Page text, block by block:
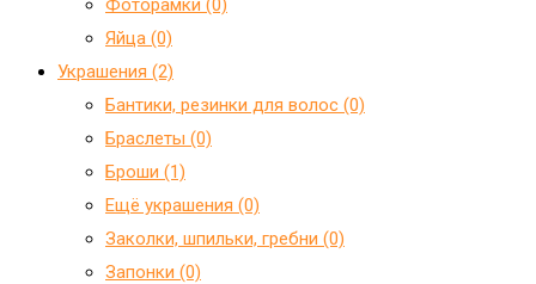
Фоторамки (0)
Яйца (0)
Украшения (2)
Бантики, резинки для волос (0)
Браслеты (0)
Броши (1)
Ещё украшения (0)
Заколки, шпильки, гребни (0)
Запонки (0)